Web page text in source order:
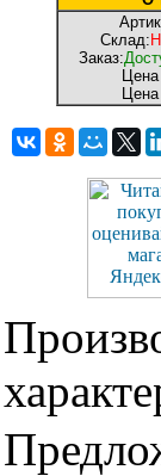
Склад:
Заказ:
Цена
Цена